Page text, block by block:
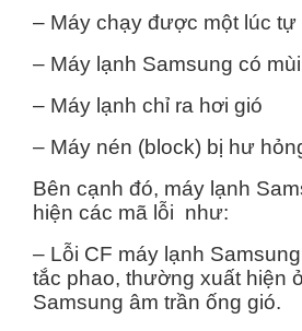
– Máy chạy được một lúc tự
– Máy lạnh Samsung có
– Máy lạnh chỉ ra hơi gió
– Máy nén (block) bị hư
Bên cạnh đó, máy lạnh
hiện các mã lỗi như:
– Lỗi CF máy lạnh
tắc phao, thường xuất hiện
Samsung âm trần ống gió.